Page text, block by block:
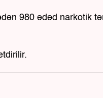
980 ədəd narkotik